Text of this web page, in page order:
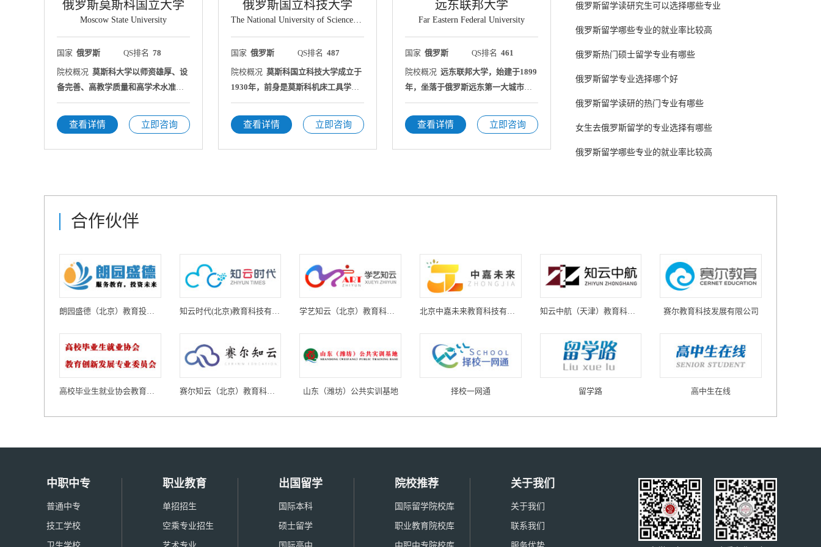
俄罗斯莫斯科国立大学
Moscow State University
国家 俄罗斯 QS排名 78
院校概况 莫斯科大学以师资雄厚、设
备完善、高教学质量和高学术水准而
享誉世界。
查看详情 立即咨询
俄罗斯国立科技大学
The National University of Science and Technology （MISIS）
国家 俄罗斯 QS排名 487
院校概况 莫斯科国立科技大学成立于
1930年，前身是莫斯科机床工具学
院，学校是俄罗斯杰出的工业大学之
一，是一座大型的教学、科研、生产
综合体。
查看详情 立即咨询
远东联邦大学
Far Eastern Federal University
国家 俄罗斯 QS排名 461
院校概况 远东联邦大学，始建于1899
年，坐落于俄罗斯远东第一大城市符
拉迪沃斯托克。2011年，远东国立大
学、乌苏里斯克师范学院、远东技术
大学和太平洋经济大学四校合并成为
远东联邦大学。同时，是环太平洋大
查看详情 立即咨询
俄罗斯留学读研究生可以选择哪些专业
俄罗斯留学哪些专业的就业率比较高
俄罗斯热门硕士留学专业有哪些
俄罗斯留学专业选择哪个好
俄罗斯留学读研的热门专业有哪些
女生去俄罗斯留学的专业选择有哪些
俄罗斯留学哪些专业的就业率比较高
合作伙伴
朗园盛德（北京）教育投资有限公司 知云时代(北京)教育科技有限公司 学艺知云（北京）教育科技有限公司 北京中嘉未来教育科技有限公司 知云中航（天津）教育科技有限公司 赛尔教育科技发展有限公司
高校毕业生就业协会教育创新发展专业委员会 赛尔知云（北京）教育科技有限公司 山东（潍坊）公共实训基地 择校一网通 留学路 高中生在线
中职中专
普通中专
技工学校
职业教育
单招招生
空乘专业招生
出国留学
国际本科
硕士留学
院校推荐
国际留学院校库
职业教育院校库
关于我们
关于我们
联系我们